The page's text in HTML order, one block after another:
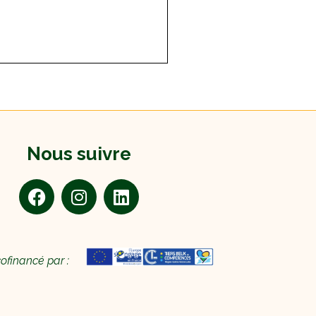
Nous suivre
par :